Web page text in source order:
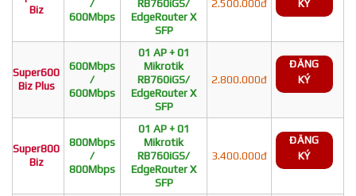
Biz
/
600Mbps
RB760iGS/
EdgeRouter X
SFP
2.500.000đ KÝ
Super600
Biz Plus
600Mbps
/
600Mbps
01 AP + 01
Mikrotik
RB760iGS/
EdgeRouter X
SFP
2.800.000đ
ĐĂNG
KÝ
Super800
Biz
800Mbps
/
800Mbps
01 AP + 01
Mikrotik
RB760iGS/
EdgeRouter X
SFP
3.400.000đ
ĐĂNG
KÝ